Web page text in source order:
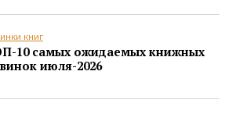
книг
10 самых ожидаемых книжных
июля-2026